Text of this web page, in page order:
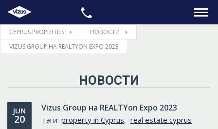
ГЛАВНАЯ
ИНФОРМАЦИЯ
CYPRUS PROPERTIES
НОВОСТИ
VIZUS GROUP НА REALTYON EXPO 2023
НОВОСТИ
JUN
20
Vizus Group на REALTYon Expo 2023
Тэги: property in Cyprus, real estate cyprus